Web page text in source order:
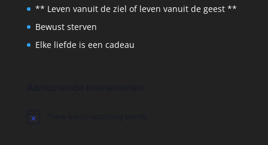
** Leven vanuit de ziel of leven vanuit de geest **
Bewust sterven
Elke liefde is een cadeau
Notice